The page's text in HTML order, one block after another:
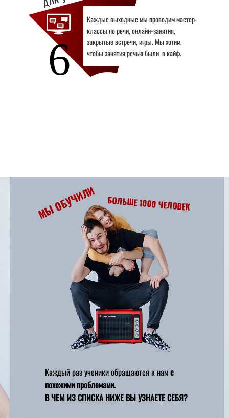
Каждые выходные мы проводим мастер-
классы по речи, онлайн-занятия,
закрытые встречи, игры. Мы хотим,
чтобы занятия речью были в кайф.
6
Каждый раз ученики обращаются к намс
похожими проблемами.
В ЧЕМ ИЗ СПИСКА НИЖЕ ВЫ УЗНАЕТЕ СЕБЯ?
МЫ ОБУЧИЛИ БОЛЬШЕ 1000 ЧЕЛОВЕК